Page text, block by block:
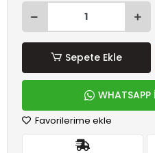
Sepete Ekle
WHATSAPP
Favorilerime ekle